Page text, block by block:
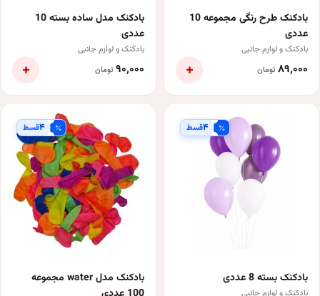
بادکنک طرح رنگی مجموعه 10
عددی
بادکنک و لوازم جانبی
۸۹٬۰۰۰ تومان +
بادکنک مدل ساده بسته 10
عددی
بادکنک و لوازم جانبی
۹۰٬۰۰۰ تومان +
۴قسط
بادکنک بسته 8 عددی
بادکنک و لوازم جانبی
۴قسط
بادکنک مدل water مجموعه